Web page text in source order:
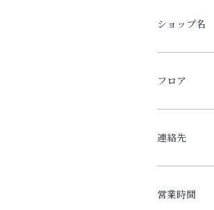
ショップ名
フロア
連絡先
営業時間